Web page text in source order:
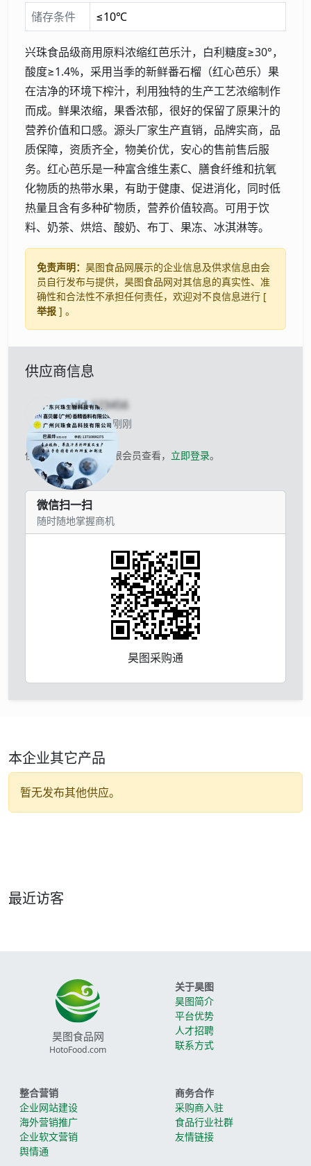
储存条件 ≤10℃
兴珠食品级商用原料浓缩红芭乐汁，白利糖度≥30°，
酸度≥1.4%，采用当季的新鲜番石榴（红心芭乐）果
在洁净的环境下榨汁，利用独特的生产工艺浓缩制作
而成。鲜果浓缩，果香浓郁，很好的保留了原果汁的
营养价值和口感。源头厂家生产直销，品牌实商，品
质保障，资质齐全，物美价优，安心的售前售后服
务。红心芭乐是一种富含维生素C、膳食纤维和抗氧
化物质的热带水果，有助于健康、促进消化，同时低
热量且含有多种矿物质，营养价值较高。可用于饮
料、奶茶、烘焙、酸奶、布丁、果冻、冰淇淋等。
免责声明： 昊图食品网展示的企业信息及供求信息由会
员自行发布与提供，昊图食品网对其信息的真实性、准
确性和合法性不承担任何责任，欢迎对不良信息进行 [
举报 ] 。
供应商信息
uid-123456
当前离线 刚刚
供应商的联系方式仅限会员查看， 立即登录。
微信扫一扫
随时随地掌握商机
昊图采购通
本企业其它产品
暂无发布其他供应。
最近访客
昊图食品网
HotoFood.com
关于昊图
昊图简介
平台优势
人才招聘
联系方式
整合营销
企业网站建设
海外营销推广
企业软文营销
舆情通
商务合作
采购商入驻
食品行业社群
友情链接